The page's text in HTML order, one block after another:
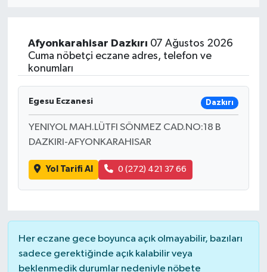
Afyonkarahisar Dazkırı 07 Ağustos 2026
Cuma nöbetçi eczane adres, telefon ve
konumları
Egesu Eczanesi Dazkırı
YENIYOL MAH.LÜTFI SÖNMEZ CAD.NO:18 B
DAZKIRI-AFYONKARAHISAR
Yol Tarifi Al 0 (272) 421 37 66
Her eczane gece boyunca açık olmayabilir, bazıları
sadece gerektiğinde açık kalabilir veya
beklenmedik durumlar nedeniyle nöbete
Sağlık
Magazin
Gündem
Kültür & Sanat
Genel